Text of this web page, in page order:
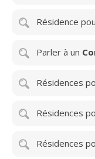
Résidence
Parler à un
Résidences
Résidences
Résidences